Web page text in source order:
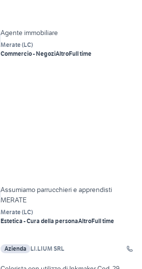
Agente immobiliare
Merate(LC)
Commercio - NegoziAltroFull time
Assumiamo parrucchieri e apprendisti
MERATE
Merate(LC)
Estetica - Cura della personaAltroFull time
Azienda LI.LIUM SRL